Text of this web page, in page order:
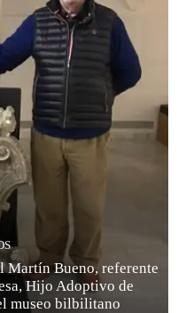
Martín Bueno, referente
Hijo Adoptivo de
museo bilbilitano